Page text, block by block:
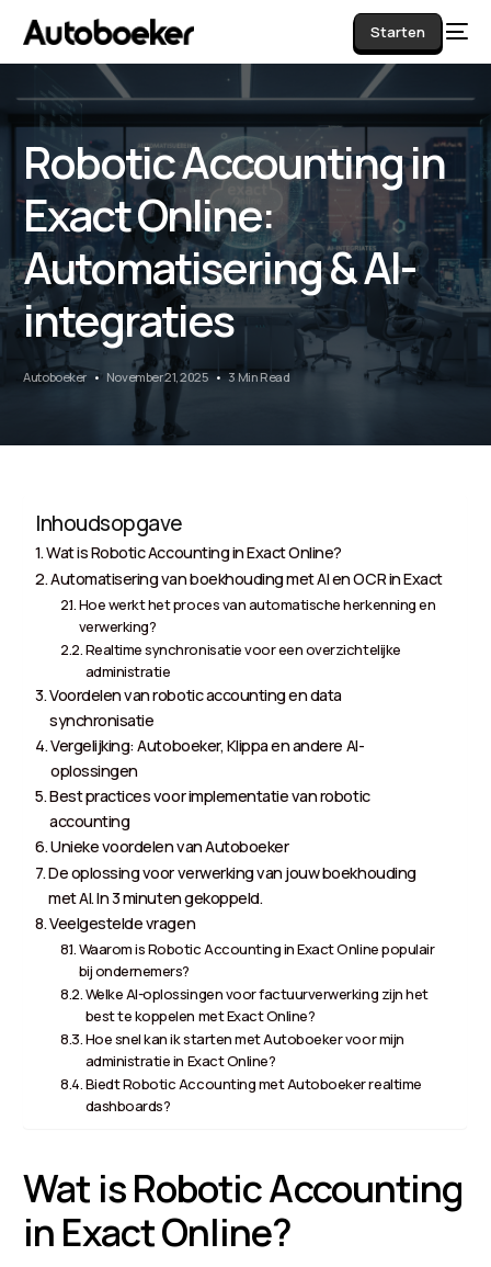
Starten
Robotic Accounting in
Exact Online:
Automatisering & AI-
integraties
Autoboeker November 21, 2025 3 Min Read
Inhoudsopgave
Wat is Robotic Accounting in Exact Online?
Automatisering van boekhouding met AI en OCR in Exact
Hoe werkt het proces van automatische herkenning en
verwerking?
Realtime synchronisatie voor een overzichtelijke
administratie
Voordelen van robotic accounting en data
synchronisatie
Vergelijking: Autoboeker, Klippa en andere AI-
oplossingen
Best practices voor implementatie van robotic
accounting
Unieke voordelen van Autoboeker
De oplossing voor verwerking van jouw boekhouding
met AI. In 3 minuten gekoppeld.
Veelgestelde vragen
Waarom is Robotic Accounting in Exact Online populair
bij ondernemers?
Welke AI-oplossingen voor factuurverwerking zijn het
best te koppelen met Exact Online?
Hoe snel kan ik starten met Autoboeker voor mijn
administratie in Exact Online?
Biedt Robotic Accounting met Autoboeker realtime
dashboards?
Wat is Robotic Accounting
in Exact Online?
AI